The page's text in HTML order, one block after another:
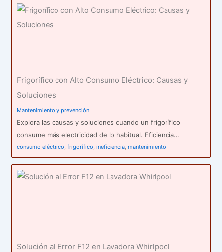
Frigorífico con Alto Consumo Eléctrico: Causas y
Soluciones
Mantenimiento y prevención
Explora las causas y soluciones cuando un frigorífico
consume más electricidad de lo habitual. Eficiencia…
consumo eléctrico,frigorífico,ineficiencia,mantenimiento
Solución al Error F12 en Lavadora Whirlpool